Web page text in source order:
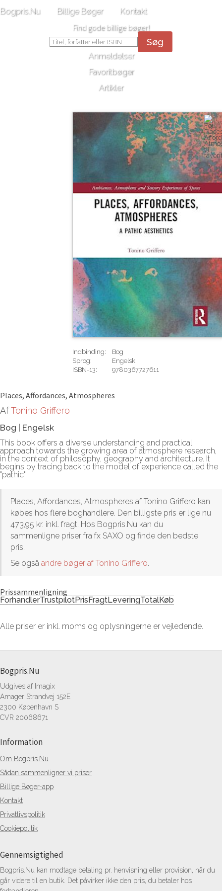
Bogpris.Nu Billige Bøger Kontakt
Find gode billige bøger!
Søg
Anmeldelser
Favoritbøger
Artikler
Indbinding:
Bog
Sprog:
Engelsk
ISBN-13:
9780367727611
Places, Affordances, Atmospheres
AfTonino Griffero
Bog | Engelsk
This book offers a diverse understanding and practical
approach towards the growing area of atmosphere research,
in the context of philosophy, geography and architecture. It
begins by tracing back to the model of experience called the
"pathic".
Places, Affordances, Atmospheres af Tonino Griffero kan
købes hos flere boghandlere. Den billigste pris er lige nu
473,95 kr. inkl. fragt. Hos Bogpris.Nu kan du
sammenligne priser fra fx SAXO og finde den bedste
pris.
Se også andre bøger af Tonino Griffero.
Prissammenligning
ForhandlerTrustpilotPrisFragtLeveringTotalKøb
Alle priser er inkl. moms og oplysningerne er vejledende.
Bogpris.Nu
Udgives af Imagix
Amager Strandvej 152E
2300 København S
CVR 20068671
Information
Om Bogpris.Nu
Sådan sammenligner vi priser
Billige Bøger-app
Kontakt
Privatlivspolitik
Cookiepolitik
Gennemsigtighed
Bogpris.Nu kan modtage betaling pr. henvisning eller provision, når du
går videre til en butik. Det påvirker ikke den pris, du betaler hos